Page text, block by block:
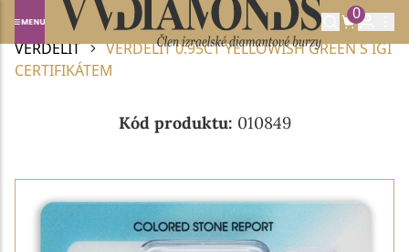
0
Domů
DRAHOKAMY A POLODRAHOKAMY
VERDELIT
VERDELIT 0.95CT YELLOWISH GREEN S IGI
CERTIFIKÁTEM
Kód produktu: 010849